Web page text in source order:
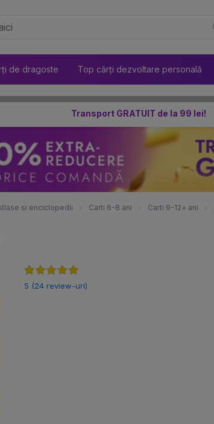
de dragoste Top cărți dezvoltare personală
Transport GRATUIT de la 99 lei!
si enciclopedii Carti 6-8 ani Carti 9-12+ ani
5 (24 review-uri)